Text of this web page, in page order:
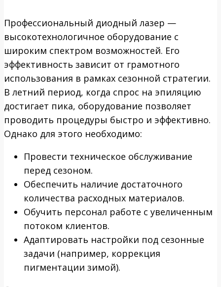
Профессиональный диодный лазер —
высокотехнологичное оборудование с
широким спектром возможностей. Его
эффективность зависит от грамотного
использования в рамках сезонной стратегии.
В летний период, когда спрос на эпиляцию
достигает пика, оборудование позволяет
проводить процедуры быстро и эффективно.
Однако для этого необходимо:
Провести техническое обслуживание
перед сезоном.
Обеспечить наличие достаточного
количества расходных материалов.
Обучить персонал работе с увеличенным
потоком клиентов.
Адаптировать настройки под сезонные
задачи (например, коррекция
пигментации зимой).